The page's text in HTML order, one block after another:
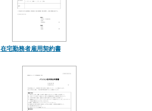
在宅勤務者雇用契約書